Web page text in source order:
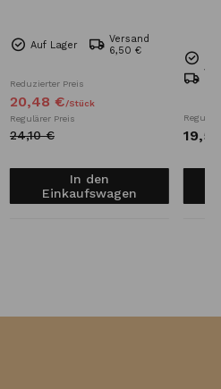
Auf Lager
Versand
6,50 €
Reduzierter Preis
20,48 €/Stück
Regulärer Preis
24,10 €
In den
Einkaufswagen
19,52